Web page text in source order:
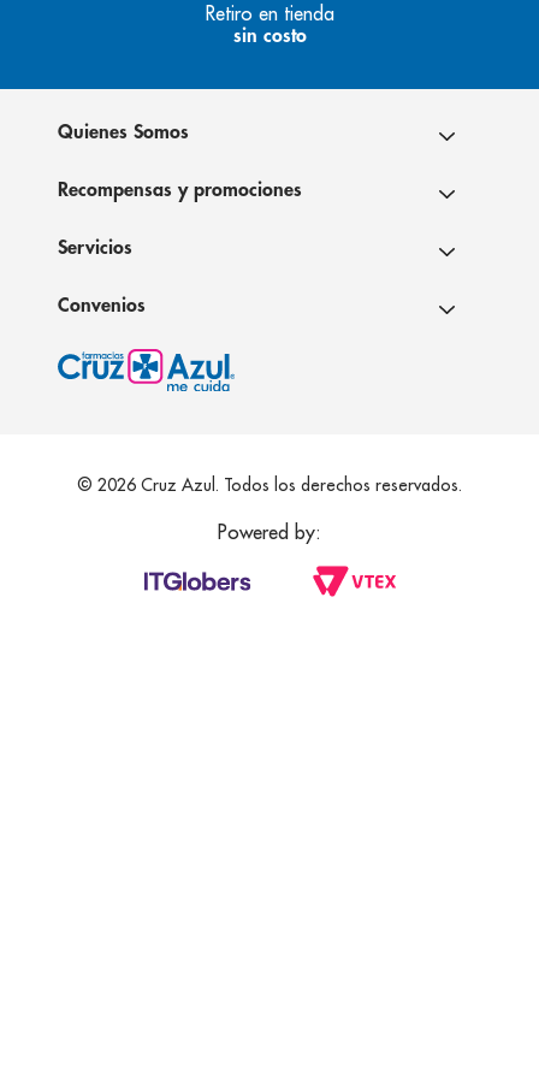
Retiro en tienda
sin costo
Quienes Somos
Recompensas y promociones
Servicios
Convenios
© 2026 Cruz Azul. Todos los derechos reservados.
Powered by: